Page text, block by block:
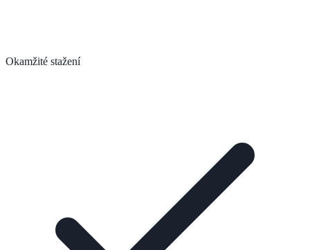
Okamžité stažení